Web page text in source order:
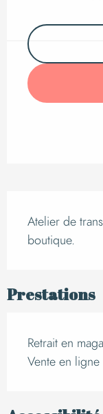
Atelier de
boutique.
Prestations
Retrait en
Vente en ligne